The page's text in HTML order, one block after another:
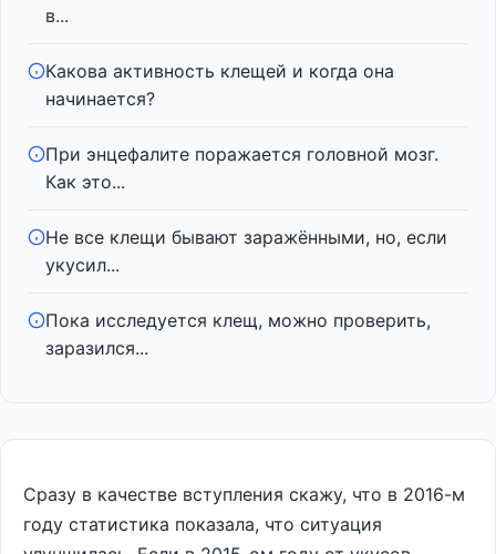
в...
Какова активность клещей и когда она
начинается?
При энцефалите поражается головной мозг.
Как это...
Не все клещи бывают заражёнными, но, если
укусил...
Пока исследуется клещ, можно проверить,
заразился...
Сразу в качестве вступления скажу, что в 2016-м
году статистика показала, что ситуация